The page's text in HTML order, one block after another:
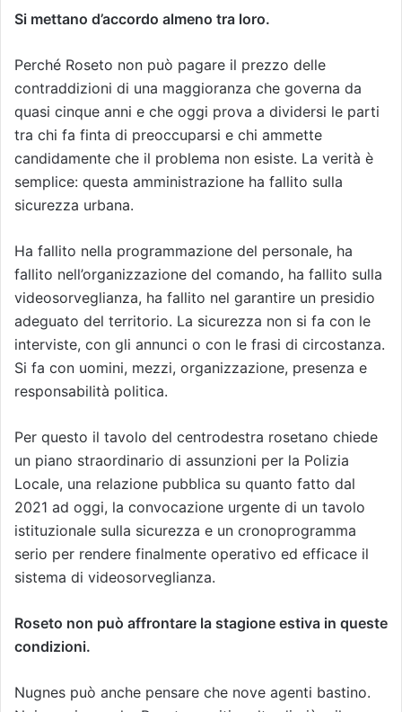
Si mettano d’accordo almeno tra loro.
Perché Roseto non può pagare il prezzo delle
contraddizioni di una maggioranza che governa da
quasi cinque anni e che oggi prova a dividersi le parti
tra chi fa finta di preoccuparsi e chi ammette
candidamente che il problema non esiste. La verità è
semplice: questa amministrazione ha fallito sulla
sicurezza urbana.
Ha fallito nella programmazione del personale, ha
fallito nell’organizzazione del comando, ha fallito sulla
videosorveglianza, ha fallito nel garantire un presidio
adeguato del territorio. La sicurezza non si fa con le
interviste, con gli annunci o con le frasi di circostanza.
Si fa con uomini, mezzi, organizzazione, presenza e
responsabilità politica.
Per questo il tavolo del centrodestra rosetano chiede
un piano straordinario di assunzioni per la Polizia
Locale, una relazione pubblica su quanto fatto dal
2021 ad oggi, la convocazione urgente di un tavolo
istituzionale sulla sicurezza e un cronoprogramma
serio per rendere finalmente operativo ed efficace il
sistema di videosorveglianza.
Roseto non può affrontare la stagione estiva in queste
condizioni.
Nugnes può anche pensare che nove agenti bastino.